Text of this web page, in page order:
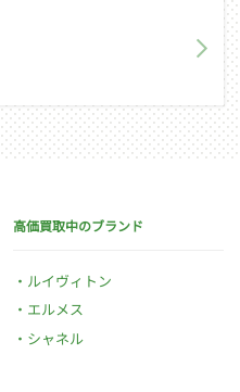
高価買取中のブランド
ルイヴィトン
エルメス
シャネル